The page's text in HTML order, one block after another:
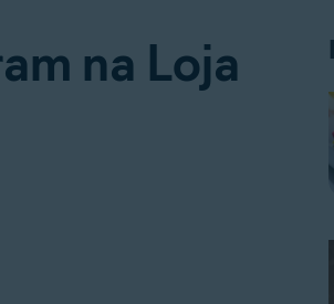
na Loja